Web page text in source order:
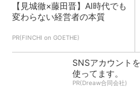
【見城徹×藤田晋】AI時代でも
変わらない経営者の本質
PR(FINCHI on GOETHE)
SNSアカウント
使ってます。
PR(Dreaw合同会社)